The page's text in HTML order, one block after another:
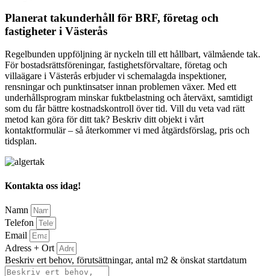
Planerat takunderhåll för BRF, företag och
fastigheter i Västerås
Regelbunden uppföljning är nyckeln till ett hållbart, välmående tak.
För bostadsrättsföreningar, fastighetsförvaltare, företag och
villaägare i Västerås erbjuder vi schemalagda inspektioner,
rensningar och punktinsatser innan problemen växer. Med ett
underhållsprogram minskar fuktbelastning och återväxt, samtidigt
som du får bättre kostnadskontroll över tid. Vill du veta vad rätt
metod kan göra för ditt tak? Beskriv ditt objekt i vårt
kontaktformulär – så återkommer vi med åtgärdsförslag, pris och
tidsplan.
Kontakta oss idag!
Namn
Telefon
Email
Adress + Ort
Beskriv ert behov, förutsättningar, antal m2 & önskat startdatum